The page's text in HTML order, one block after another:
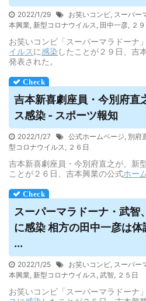
2022/1/29 お笑いコンビ, スーパー
本興業, 新型コロナウイルス, 田中一彦, ２
お笑いコンビ「スーパーマラドーナ
イルスに感染 したことが２９日、吉
発表された。
吉本新喜劇座員・今別府直
ス感染 - スポーツ報知
2022/1/27 公式ホームページ, 別府
型コロナウイルス, ２６日
吉本新喜劇座員・今別府直之が、新
ことが２６日、吉本興業の公式ホー
スーパーマラドーナ・武智
に感染 相方の田中一彦は
...
2022/1/25 お笑いコンビ, スーパー
本興業, 新型コロナウイルス, 武智, ２５日
お笑いコンビ「スーパーマラドーナ